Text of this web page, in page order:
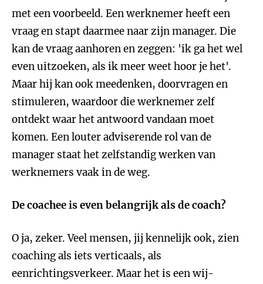
met een voorbeeld. Een werknemer heeft een
vraag en stapt daarmee naar zijn manager. Die
kan de vraag aanhoren en zeggen: 'ik ga het wel
even uitzoeken, als ik meer weet hoor je het'.
Maar hij kan ook meedenken, doorvragen en
stimuleren, waardoor die werknemer zelf
ontdekt waar het antwoord vandaan moet
komen. Een louter adviserende rol van de
manager staat het zelfstandig werken van
werknemers vaak in de weg.
De coachee is even belangrijk als de coach?
O ja, zeker. Veel mensen, jij kennelijk ook, zien
coaching als iets verticaals, als
eenrichtingsverkeer. Maar het is een wij-